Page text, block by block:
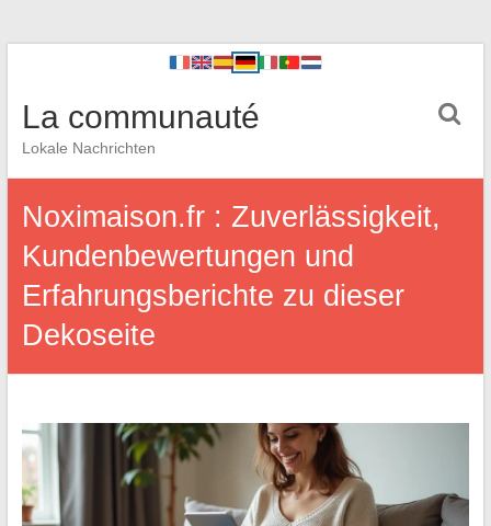
La communauté
Lokale Nachrichten
Noximaison.fr : Zuverlässigkeit,
Kundenbewertungen und
Erfahrungsberichte zu dieser
Dekoseite